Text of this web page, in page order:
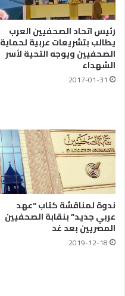
رئيس اتحاد الصحفيين العرب
يطالب بتشريعات عربية لحماية
الصحفيين ويوجه التحية لأسر
الشهداء
2017-01-31
ندوة لمناقشة كتاب “عهد
عربي جديد” بنقابة الصحفيين
المصريين بعد غد
2019-12-18